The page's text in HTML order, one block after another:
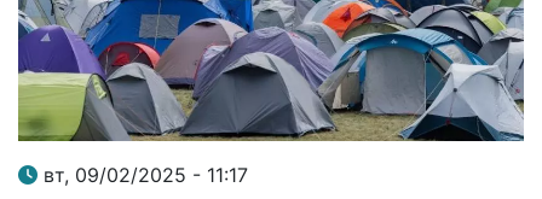
вт, 09/02/2025 - 11:17